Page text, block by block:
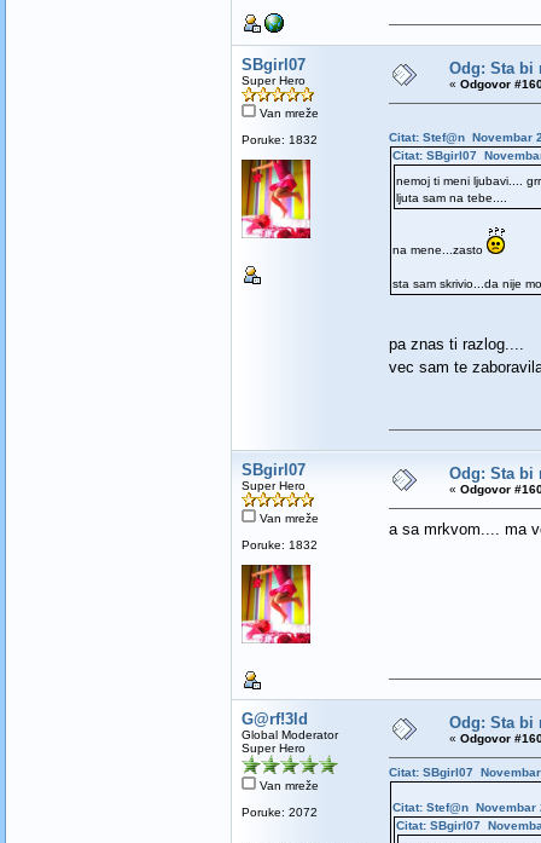
SBgirl07
Super Hero
Van mreže
Poruke: 1832
Odg: Sta bi
« Odgovor
Citat: Stef@n Novembar
Citat: SBgirl07
nemoj ti meni ljubavi....
ljuta sam na tebe....
na mene...zasto
sta sam skrivio...da nije
pa znas ti razlog....
vec sam te
SBgirl07
Super Hero
Van mreže
Poruke: 1832
Odg: Sta bi
« Odgovor
a sa mrkvom.... ma
G@rf!3ld
Global Moderator
Super Hero
Van mreže
Poruke: 2072
Odg: Sta bi
« Odgovor
Citat: SBgirl07
Citat: Stef@n Novembar
Citat: SBgirl07